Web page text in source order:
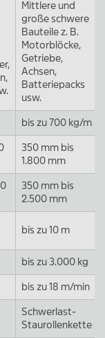
Mittlere und
große schwere
Bauteile z. B.
Motorblöcke,
Getriebe,
Achsen,
Batteriepacks
usw.
bis zu 700 kg/m
350 mm bis
1.800 mm
350 mm bis
2.500 mm
bis zu 10 m
bis zu 3.000 kg
bis zu 18 m/min
Schwerlast-
Staurollenkette